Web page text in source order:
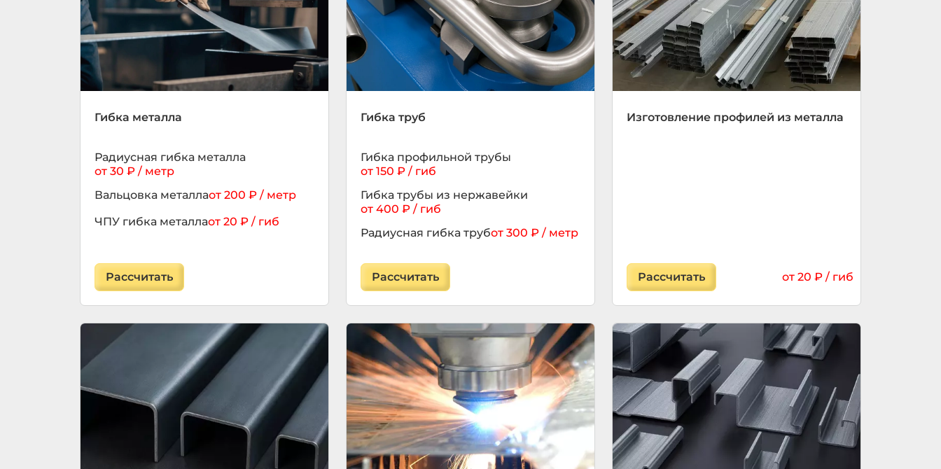
Гибка металла
Радиусная гибка металла
от 30 ₽ / метр
Вальцовка металлаот 200 ₽ / метр
ЧПУ гибка металлаот 20 ₽ / гиб
Гибка алюминия
Гибка толстого металлаот 45 ₽ / гиб
Гибка швеллераот 300 ₽ / метр
Гибка уголкаот 150 ₽ / метр
Гибка двутавровой балки
от 500 ₽ / метр
Гибка отливов
Рассчитать
Гибка труб
Гибка профильной трубы
от 150 ₽ / гиб
Гибка трубы из нержавейки
от 400 ₽ / гиб
Радиусная гибка трубот 300 ₽ / метр
ЧПУ гибка труб
от 370 ₽ / гиб
Гибка круглой трубы
от 300 ₽ / гиб
Гибка тонкостенных труб
от 400 ₽ / гиб
Рассчитать
Изготовление профилей из металла
Рассчитать от 20 ₽ / гиб